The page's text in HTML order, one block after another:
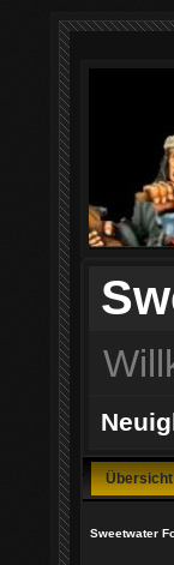
Übersicht
Sweetwater